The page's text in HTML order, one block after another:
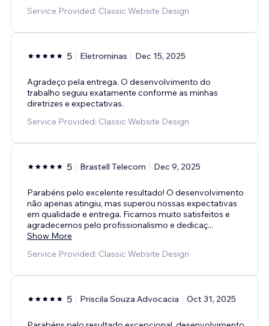
Service Provided: Classic Website Design
5 Eletrominas Dec 15, 2025
Agradeço pela entrega. O desenvolvimento do
trabalho seguiu exatamente conforme as minhas
diretrizes e expectativas.
Service Provided: Classic Website Design
5 Brastell Telecom Dec 9, 2025
Parabéns pelo excelente resultado! O desenvolvimento
não apenas atingiu, mas superou nossas expectativas
em qualidade e entrega. Ficamos muito satisfeitos e
agradecemos pelo profissionalismo e dedicaç...
Show More
Service Provided: Classic Website Design
5 Priscila Souza Advocacia Oct 31, 2025